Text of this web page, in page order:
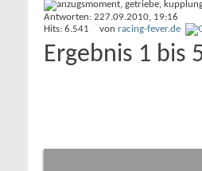
Antworten: 2
Hits: 6.541
27.09.2010, 19:16
von racing-fever.de
Ergebnis 1 bis